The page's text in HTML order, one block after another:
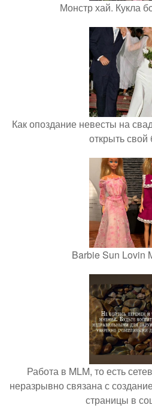
Монстр хай. Кукла
Как опоздание невесты на
открыть свой
Barbie Sun Lovin
Работа в MLM, то есть
неразрывно связана с
страницы в